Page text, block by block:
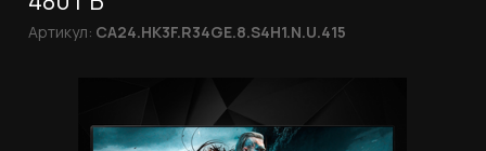
Артикул: CA24.HK3F.R34GE.8.S4H1.N.U.415